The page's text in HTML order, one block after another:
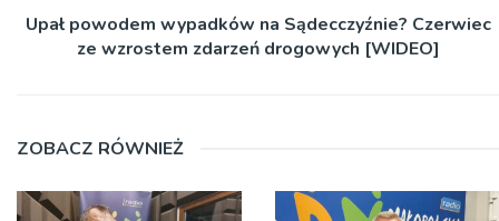
Upał powodem wypadków na Sądecczyźnie? Czerwiec
ze wzrostem zdarzeń drogowych [WIDEO]
ZOBACZ RÓWNIEŻ